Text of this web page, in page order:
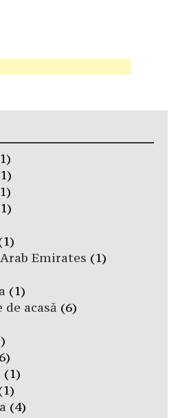
Emirates (1)
(1)
de acasă (6)
(1)
(4)